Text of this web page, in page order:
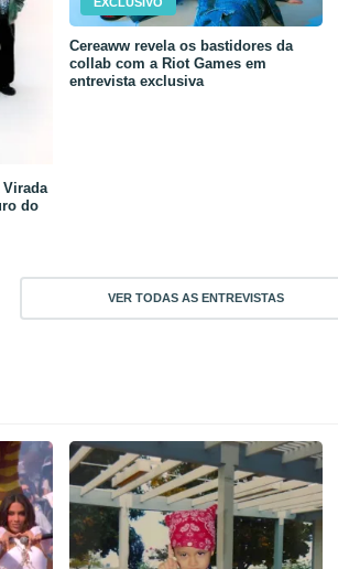
Virada
do
Cereaww revela os bastidores da
collab com a Riot Games em
entrevista exclusiva
VER TODAS AS ENTREVISTAS